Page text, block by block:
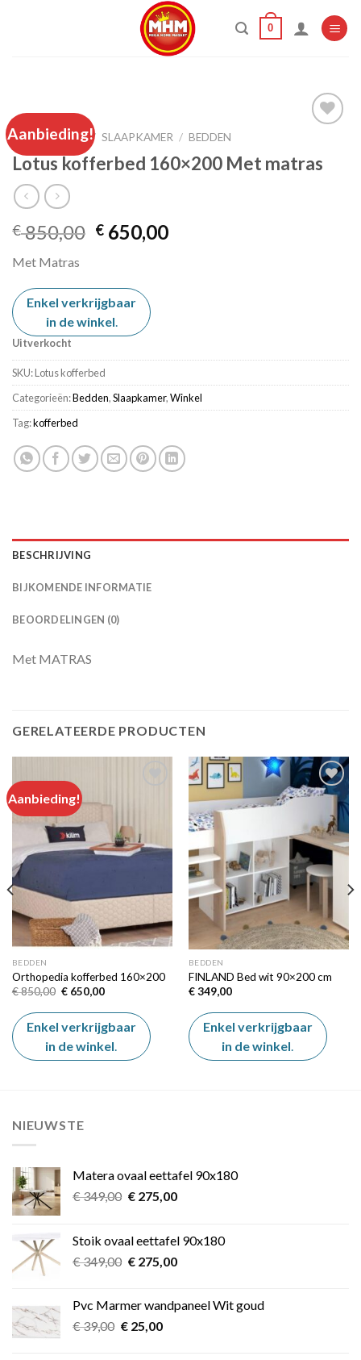
0
Aanbieding!
Add to
HOME / SLAAPKAMER / BEDDEN
Lotus kofferbed 160×200 Met matras
€850,00 Oorspronkelijke
€ 850,00.
€ 650,00Huidige
Met Matras
Enkel verkrijgbaar
in de winkel.
Uitverkocht
SKU:Lotus kofferbed
Categorieën:Bedden,Slaapkamer,Winkel
Tag:kofferbed
BESCHRIJVING
BIJKOMENDE INFORMATIE
BEOORDELINGEN (0)
Met MATRAS
GERELATEERDE PRODUCTEN
Aanbieding!
wishlist
BEDDEN
Orthopedia kofferbed 160×200
€850,00 Oorspronkelijke
was:
€ 850,00.
€650,00Huidige
is:
€ 650,00.
Enkel verkrijgbaar
in de winkel.
Add to
wishlist
BEDDEN
FINLAND Bed wit 90×200 cm
€349,00
Enkel verkrijgbaar
in de winkel.
NIEUWSTE
Matera ovaal eettafel 90x180
€349,00 Oorspronkelijke
€ 349,00.
€275,00Huidige
€ 275,00.
Stoik ovaal eettafel 90x180
€349,00 Oorspronkelijke
€ 349,00.
€275,00Huidige
€ 275,00.
Pvc Marmer wandpaneel Wit goud
€39,00 Oorspronkelijke
€25,00Huidige